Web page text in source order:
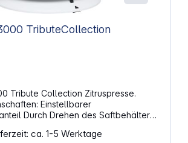
Braun CJ 3000 TributeCollection
Tribute Collection Zitruspresse.
Einstellbarer
Durch Drehen des Saftbehälters
Sockel kann der
einfach eingestellt werden.
ca. 1-5 Werktage